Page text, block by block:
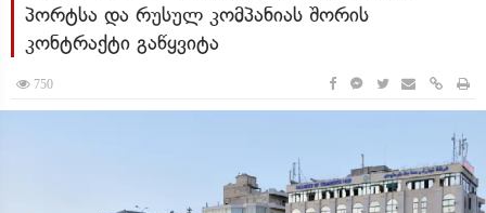
პორტსა და რუსულ კომპანიას შორის
კონტრაქტი გაწყვიტა
750